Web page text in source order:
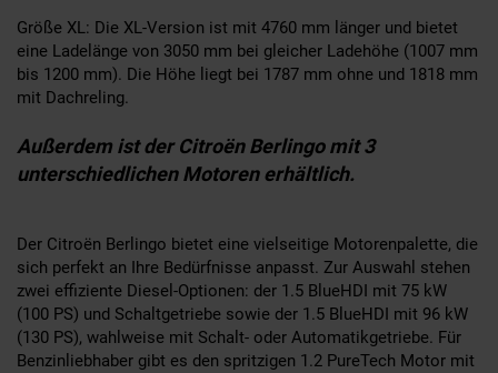
Größe XL: Die XL-Version ist mit 4760 mm länger und bietet
eine Ladelänge von 3050 mm bei gleicher Ladehöhe (1007 mm
bis 1200 mm). Die Höhe liegt bei 1787 mm ohne und 1818 mm
mit Dachreling.
Außerdem ist der Citroën Berlingo mit 3
unterschiedlichen Motoren erhältlich.
Der Citroën Berlingo bietet eine vielseitige Motorenpalette, die
sich perfekt an Ihre Bedürfnisse anpasst. Zur Auswahl stehen
zwei effiziente Diesel-Optionen: der 1.5 BlueHDI mit 75 kW
(100 PS) und Schaltgetriebe sowie der 1.5 BlueHDI mit 96 kW
(130 PS), wahlweise mit Schalt- oder Automatikgetriebe. Für
Benzinliebhaber gibt es den spritzigen 1.2 PureTech Motor mit